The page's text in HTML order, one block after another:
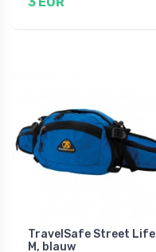
TravelSafe Street Life
M, blauw